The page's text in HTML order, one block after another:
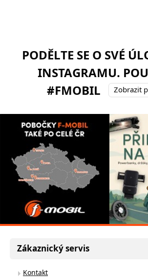
PODĚLTE SE O SVÉ
INSTAGRAMU.
#FMOBIL
Zobrazit
Zákaznický servis
Kontakt